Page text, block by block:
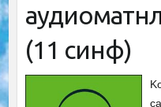
(11 синф)